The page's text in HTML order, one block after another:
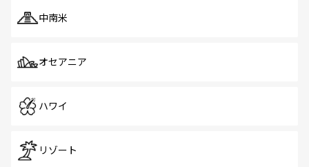
中南米
オセアニア
ハワイ
リゾート